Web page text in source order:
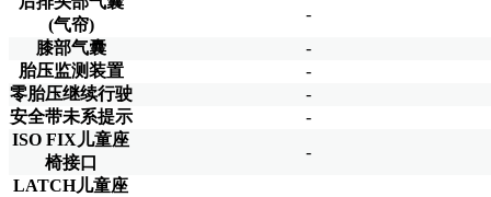
(气帘)
-
膝部气囊
-
胎压监测装置
-
零胎压继续行驶
-
安全带未系提示
-
ISO FIX儿童座
椅接口
-
LATCH儿童座